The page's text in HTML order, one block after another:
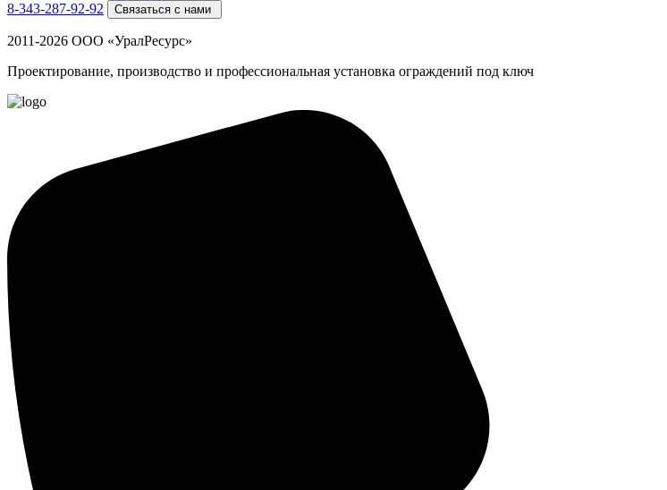
8-343-287-92-92
Связаться с нами
2011-2026 ООО «УралРесурс»
Проектирование, производство и профессиональная установка ограждений под ключ